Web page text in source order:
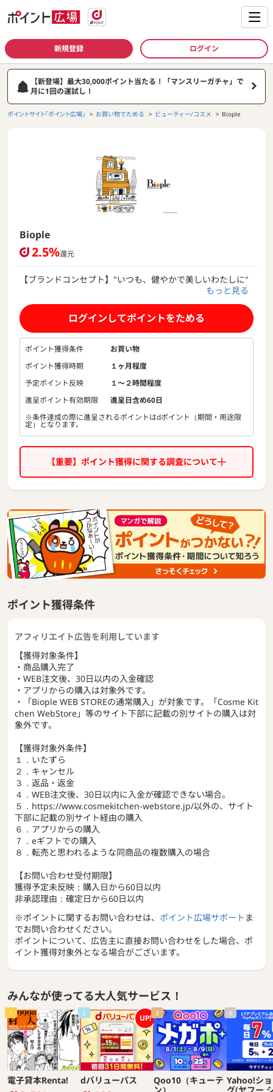
新規登録 ログイン
【新登場】最大30,000ポイント当たる！「マンスリーガチャ」で
月に1回の運試し！
ポイントサイト「ポイント広場」 お買い物でためる ビューティー/コスメ Biople
Biople
2.5%還元
【ブランドコンセプト】"いつも、健やかで美しいわたしに"
この先どんな時代がこようとも、カラダとココロが健やかで
美しくあり続けるために。
Biopleは、ナチュラル＆オーガニックのセルフケアアイテム
をアウトサイドからインサイドまで幅広く取りそろえたセレ
クトショップです。
健康で美しくい続けるために、自分をいたわる時間を楽しむ
ために、エネルギーを感じながら進化していくために…Biopl
eは日々立ち寄りたくなる場所を目指します。
自然の法則に従って生み出されたナチュラル＆オーガニック
のアイテムを取り入れることで、私たちの人生はもっと豊か
【ABOUT ITEMS 〜Biopleに行けば、何が置いてあ
る？〜】
・OUTSIDE
な季節ごとのスキンケア、気分が上がるメイクアイテムなど
を取り揃えています。
・INSIDE
からだの内側に手軽に取り入れられるサプリメント、食品、
ハーブティー、などを取り揃えています。
Biople ビープル コスメ インナーケア サプリ
もっと見る
ログインしてポイントをためる
ポイント獲得条件
お買い物
ポイント獲得時期
１ヶ月程度
予定ポイント反映
１〜２時間程度
進呈ポイント有効期限
進呈日含め60日
※条件達成の際に進呈されるポイントはdポイント（期間・用途限
定）となります。
【重要】ポイント獲得に関する調査について
ポイント獲得条件
アフィリエイト広告を利用しています
【獲得対象条件】
・商品購入完了
・WEB注文後、30日以内の入金確認
・アプリからの購入は対象外です。
・「Biople WEB STOREの通常購入」が対象です。「Cosme Kit
chen WebStore」等のサイト下部に記載の別サイトの購入は対
象外です。
【獲得対象外条件】
１．いたずら
２．キャンセル
３．返品・返金
４．WEB注文後、30日以内に入金が確認できない場合。
５．https://www.cosmekitchen-webstore.jp/以外の、サイト
下部に記載の別サイト経由の購入
６．アプリからの購入
７．eギフトでの購入
８．転売と思われるような同商品の複数購入の場合
【お問い合わせ受付期限】
獲得予定未反映：購入日から60日以内
非承認理由：確定日から60日以内
※ポイントに関するお問い合わせは、 ポイント広場サポート ま
でお問い合わせください。
ポイントについて、広告主に直接お問い合わせをした場合、ポ
イント獲得対象外となる場合がございます。
みんなが使ってる大人気サービス！
1
電子貸本Renta!
2 UP!
dバリューパス
3
Qoo10（キューテ
ン）
4
Yahoo!シ
グ(ヤフー